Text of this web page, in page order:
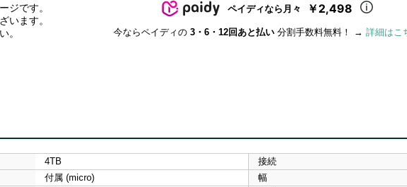
ジです。
います。
。
ペイディなら月々 ￥2,498
今ならペイディの 3・6・12回あと払い分割手数料無料！ → 詳細はこ
4TB 接続
付属 (micro) 幅